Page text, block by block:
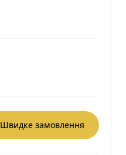
Швидке замовлення